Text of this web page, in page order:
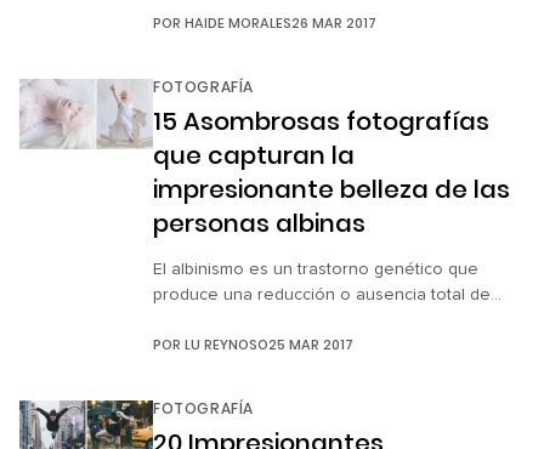
de ellas, por muy pequeña que sea, puede
conciencias hasta impulsar proyectos. Por ello
mujeres increíbles, que gracias a su bondad,
valentía y […]
POR HAIDE MORALES26 MAR 2017
FOTOGRAFÍA
15 Asombrosas fotografías
que capturan la
impresionante belleza de las
personas albinas
El albinismo es un trastorno genético que
produce una reducción o ausencia total de
ojos. Aunque pueden presentar problemas
se protejan de la luz solar para evitar
POR LU REYNOSO25 MAR 2017
FOTOGRAFÍA